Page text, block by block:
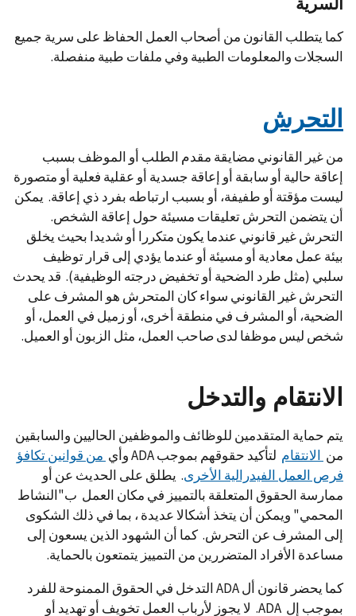
كما يتطلب القانون من أصحاب العمل الحفاظ على سرية جميع
السجلات والمعلومات الطبية وفي ملفات طبية منفصلة.
التحرش
من غير القانوني مضايقة مقدم الطلب أو الموظف بسبب
إعاقة حالية أو سابقة أو إعاقة جسدية أو عقلية فعلية أو متصورة
ليست مؤقتة أو طفيفة، أو بسبب ارتباطه بفرد ذي إعاقة. يمكن
أن يتضمن التحرش تعليقات مسيئة حول إعاقة الشخص.
التحرش غير قانوني عندما يكون متكررا أو شديدا بحيث يخلق
بيئة عمل معادية أو مسيئة أو عندما يؤدي إلى قرار توظيف
سلبي (مثل طرد الضحية أو تخفيض درجته الوظيفية). قد يحدث
التحرش غير القانوني سواء كان المتحرش هو المشرف على
الضحية، أو المشرف في منطقة أخرى، أو زميل في العمل، أو
شخص ليس موظفا لدى صاحب العمل، مثل الزبون أو العميل.
الانتقام والتدخل
يتم حماية المتقدمين للوظائف والموظفين الحاليين والسابقين
من الانتقام لتأكيد حقوقهم بموجب ADA وأي
من قوانين تكافؤ
فرص العمل الفيدرالية الأخرى. يطلق على الحديث عن أو
ممارسة الحقوق المتعلقة بالتمييز في مكان العمل ب"النشاط
المحمي" ويمكن أن يتخذ أشكالا عديدة ، بما في ذلك الشكوى
إلى المشرف عن التحرش. كما أن الشهود الذين يسعون إلى
مساعدة الأفراد المتضررين من التمييز يتمتعون بالحماية.
كما يحضر قانون أل ADA التدخل في الحقوق الممنوحة للفرد
بموجب إل ADA. لا يجوز لأرباب العمل تخويف أو تهديد أو